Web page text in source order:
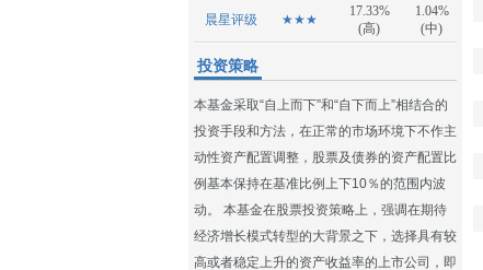
晨星评级 ★★★
17.33%
(高)
1.04%
(中)
投资策略
本基金采取“自上而下”和“自下而上”相结合的
投资手段和方法，在正常的市场环境下不作主
动性资产配置调整，股票及债券的资产配置比
例基本保持在基准比例上下10％的范围内波
动。 本基金在股票投资策略上，强调在期待
经济增长模式转型的大背景之下，选择具有较
高或者稳定上升的资产收益率的上市公司，即